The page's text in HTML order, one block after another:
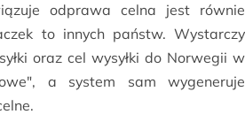
odprawa celna jest równie
to innych państw. Wystarczy
oraz cel wysyłki do Norwegii w
a system sam wygeneruje